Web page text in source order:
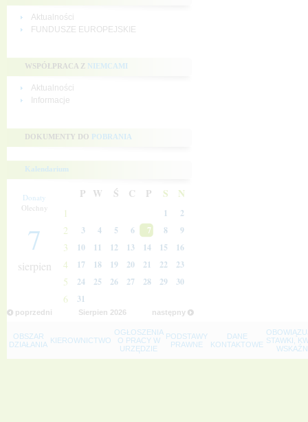
Aktualności
FUNDUSZE EUROPEJSKIE
WSPÓŁPRACA Z NIEMCAMI
Aktualności
Informacje
DOKUMENTY DO POBRANIA
Kalendarium
Donaty
Olechny
7
sierpien
P W Ś C P S N
1 1 2
2 3 4 5 6 7 8 9
3 10 11 12 13 14 15 16
4 17 18 19 20 21 22 23
5 24 25 26 27 28 29 30
6 31
poprzedni następny
Sierpien 2026
OBSZAR
DZIAŁANIA KIEROWNICTWO
OGŁOSZENIA
O PRACY W
URZĘDZIE
PODSTAWY
PRAWNE
DANE
KONTAKTOWE STAWKI,